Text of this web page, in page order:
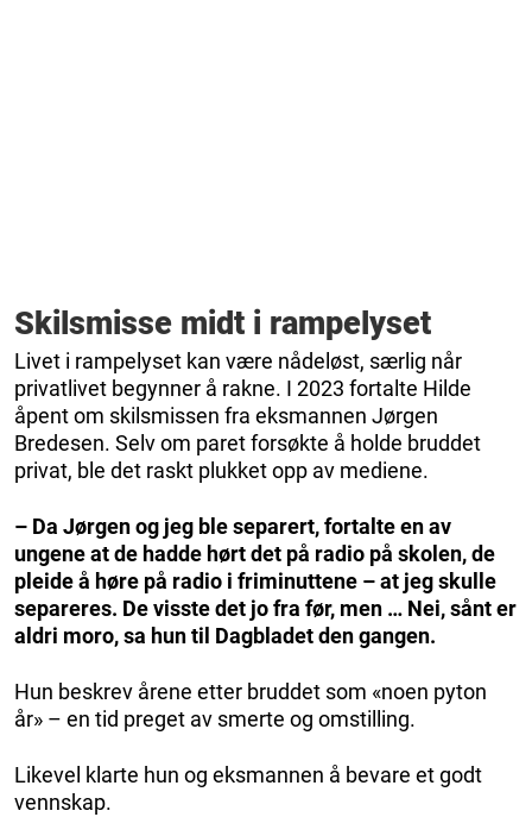
Skilsmisse midt i rampelyset
Livet i rampelyset kan være nådeløst, særlig når
privatlivet begynner å rakne. I 2023 fortalte Hilde
åpent om skilsmissen fra eksmannen Jørgen
Bredesen. Selv om paret forsøkte å holde bruddet
privat, ble det raskt plukket opp av mediene.
– Da Jørgen og jeg ble separert, fortalte en av
ungene at de hadde hørt det på radio på skolen, de
pleide å høre på radio i friminuttene – at jeg skulle
separeres. De visste det jo fra før, men … Nei, sånt er
aldri moro, sa hun til Dagbladet den gangen.
Hun beskrev årene etter bruddet som «noen pyton
år» – en tid preget av smerte og omstilling.
Likevel klarte hun og eksmannen å bevare et godt
vennskap.